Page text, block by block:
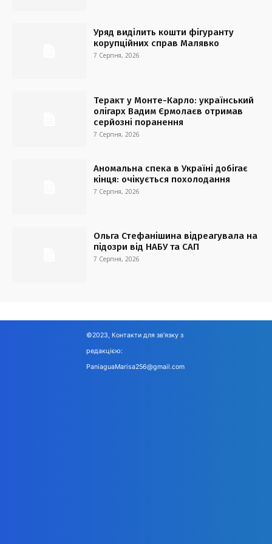
Уряд виділить кошти фігуранту
корупційних справ Малявко
7 Серпня, 2026
Теракт у Монте-Карло: український
олігарх Вадим Єрмолаєв отримав
серйозні поранення
7 Серпня, 2026
Аномальна спека в Україні добігає
кінця: очікується похолодання
7 Серпня, 2026
Ольга Стефанішина відреагувала на
підозри від НАБУ та САП
7 Серпня, 2026
©2023, Контакти для зв'язку з
редакцією:
PaniaguaMarisa256@gmail.com